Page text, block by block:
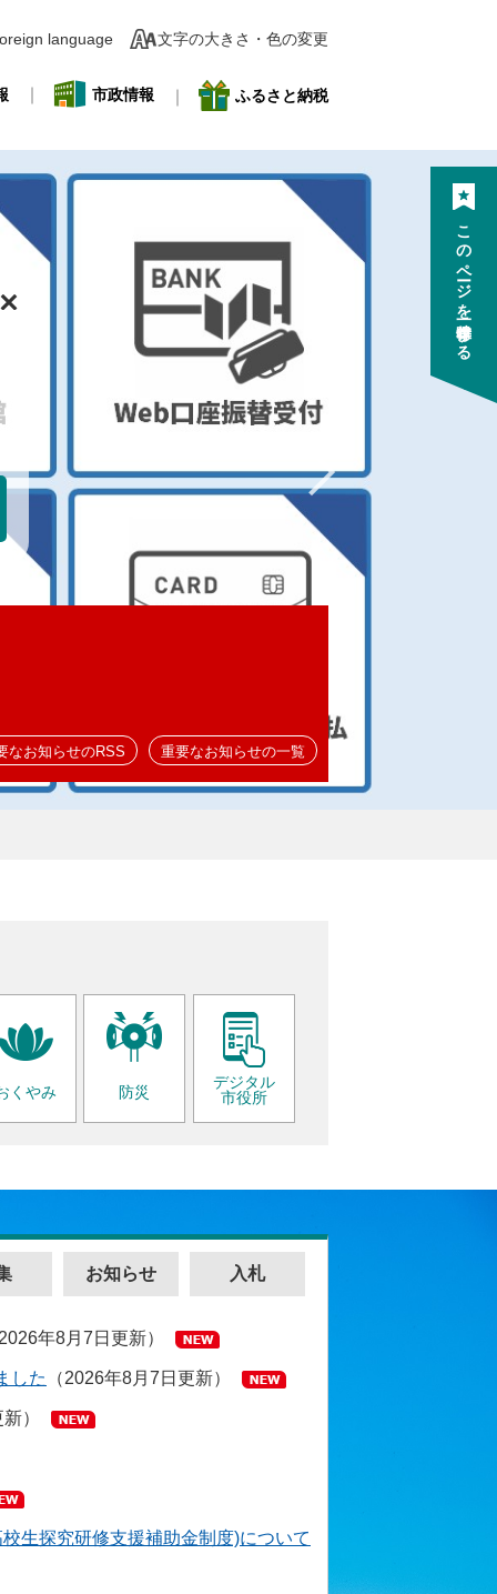
language 文字の大きさ・色の変更
市政情報 ふるさと納税
なお知らせのRSS 重要なお知らせの一覧
くやみ 防災
デジタル
市役所
お知らせ 入札
年8月7日更新
した 2026年8月7日更新
新
生探究研修支援補助金制度)について
このページを一時保存する